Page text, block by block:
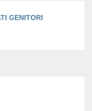
GENITORI